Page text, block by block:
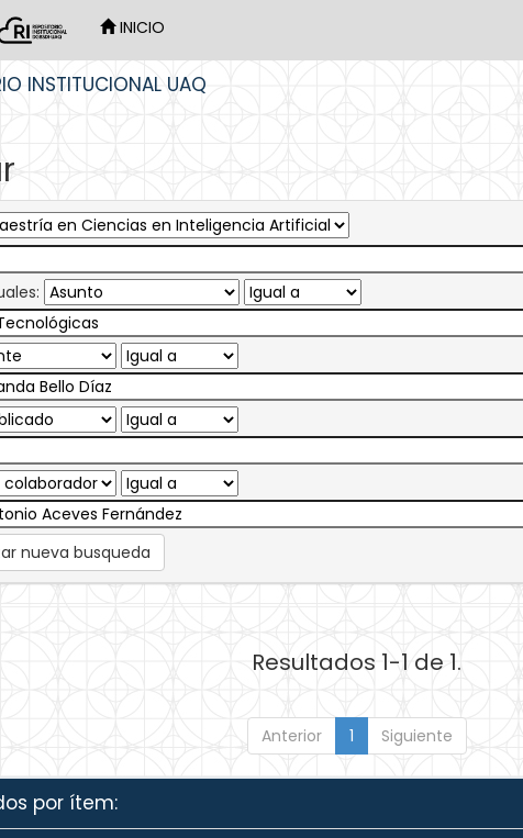
INICIO
INSTITUCIONAL UAQ
nueva busqueda
Resultados 1-1 de 1.
Anterior 1 Siguiente
por ítem: